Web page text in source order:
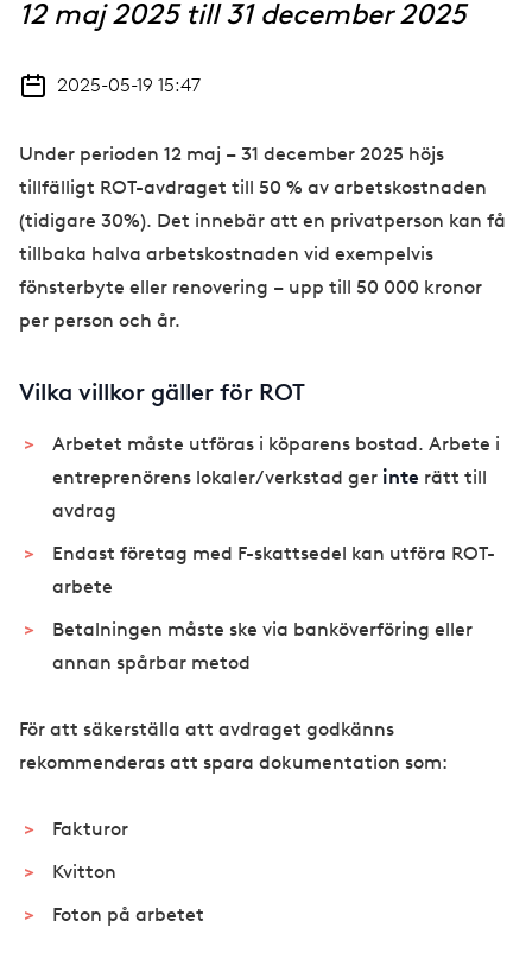
12 maj 2025 till 31 december 2025
2025-05-19 15:47
Under perioden 12 maj – 31 december 2025 höjs
tillfälligt ROT-avdraget till 50 % av arbetskostnaden
(tidigare 30%). Det innebär att en privatperson kan få
tillbaka halva arbetskostnaden vid exempelvis
fönsterbyte eller renovering – upp till 50 000 kronor
per person och år.
Vilka villkor gäller för ROT
Arbetet måste utföras i köparens bostad. Arbete i
entreprenörens lokaler/verkstad ger inte rätt till
avdrag
Endast företag med F-skattsedel kan utföra ROT-
arbete
Betalningen måste ske via banköverföring eller
annan spårbar metod
För att säkerställa att avdraget godkänns
rekommenderas att spara dokumentation som:
Fakturor
Kvitton
Foton på arbetet